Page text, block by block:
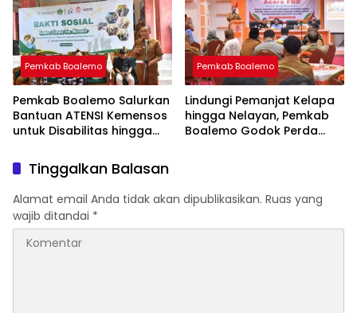
Pemkab Boalemo
Pemkab Boalemo Salurkan
Bantuan ATENSI Kemensos
untuk Disabilitas hingga
Pemkab Boalemo
Lindungi Pemanjat Kelapa
hingga Nelayan, Pemkab
Boalemo Godok Perda
Tinggalkan Balasan
Alamat email Anda tidak akan dipublikasikan. Ruas yang
wajib ditandai *